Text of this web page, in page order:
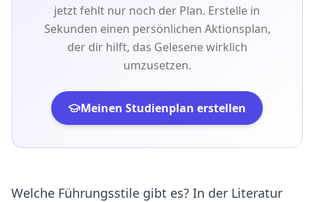
jetzt fehlt nur noch der Plan. Erstelle in
Sekunden einen persönlichen Aktionsplan,
der dir hilft, das Gelesene wirklich
umzusetzen.
Meinen Studienplan erstellen
Welche Führungsstile gibt es? In der Literatur